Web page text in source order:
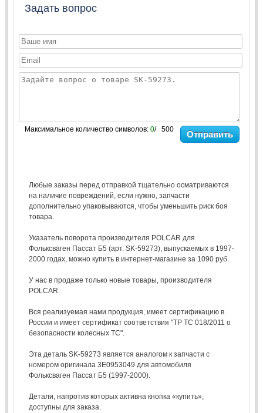
Задать вопрос
Максимальное количество символов: 0/ 500 Отправить
Любые заказы перед отправкой тщательно осматриваются
на наличие повреждений, если нужно, запчасти
дополнительно упаковываются, чтобы уменьшить риск боя
товара.
Указатель поворота производителя POLCAR для
Фольксваген Пассат Б5 (арт. SK-59273), выпускаемых в 1997-
2000 годах, можно купить в интернет-магазине за 1090 руб.
У нас в продаже только новые товары, производителя
POLCAR.
Вся реализуемая нами продукция, имеет сертификацию в
России и имеет сертификат соответствия "ТР ТС 018/2011 о
безопасности колесных ТС".
Эта деталь SK-59273 является аналогом к запчасти с
номером оригинала 3E0953049 для автомобиля
Фольксваген Пассат Б5 (1997-2000).
Детали, напротив которых активна кнопка «купить»,
доступны для заказа.